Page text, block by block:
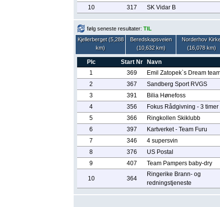
10
317 SK Vidar B
følg seneste resultater: TIL
Kjellerberget (5,288
km)
Beredskapsveien
(10,632 km)
Norderhov
(16,078 km)
Plc Start Nr
Navn
1
369
Emil Zatopek`s Dream
2
367
Sandberg Sport RVGS
3
391
Bilia Hønefoss
4
356
Fokus Rådgivning - 3 timer
5
366
Ringkollen Skiklubb
6
397
Kartverket - Team Furu
7
346
4 supersvin
8
376
US Postal
9
407 Team Pampers baby-dry
10 364
Ringerike Brann- og
redningstjeneste